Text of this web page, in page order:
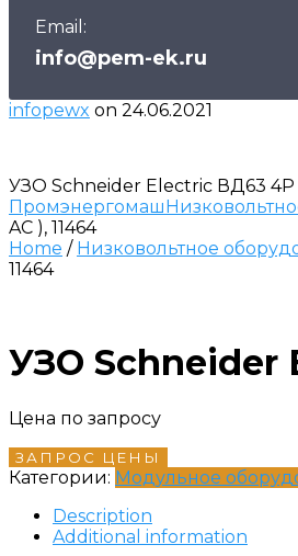
Email:
info@pem-ek.ru
infopewx on 24.06.2021
УЗО Schneider Electric ВД63 4P
Промэнергомаш
AC ), 11464
Home / Низковольтное
11464
УЗО Schneider
Цена по запросу
ЗАПРОС ЦЕНЫ
Категории: Модульное
Description
Additional information